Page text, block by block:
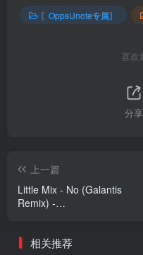
〖OppsUnote专属〗
喜欢
分享
上一篇
Little Mix - No (Galantis
Remix) -
区 相关推荐